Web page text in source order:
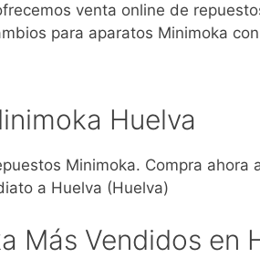
venta online de
para aparatos Minimoka
Huelva
Minimoka. Compra ahora
a Huelva (Huelva)
Más Vendidos en